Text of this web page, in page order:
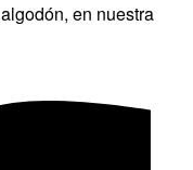
en nuestra